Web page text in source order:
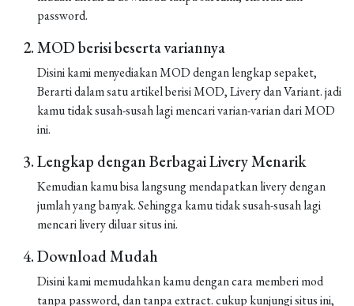
password.
MOD berisi beserta variannya
Disini kami menyediakan MOD dengan lengkap sepaket,
Berarti dalam satu artikel berisi MOD, Livery dan Variant. jadi
kamu tidak susah-susah lagi mencari varian-varian dari MOD
ini.
Lengkap dengan Berbagai Livery Menarik
Kemudian kamu bisa langsung mendapatkan livery dengan
jumlah yang banyak. Sehingga kamu tidak susah-susah lagi
mencari livery diluar situs ini.
Download Mudah
Disini kami memudahkan kamu dengan cara memberi mod
tanpa password, dan tanpa extract. cukup kunjungi situs ini,